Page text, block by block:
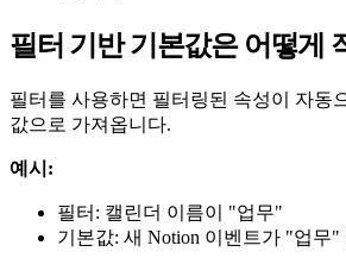
필터 기반 기본값은 어떻게
필터를 사용하면 필터링된 속성이 자동
값으로 가져옵니다.
예시:
필터: 캘린더 이름이 "업무"
기본값: 새 Notion 이벤트가 "업무